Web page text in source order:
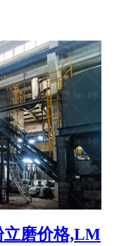
磨价格,LM